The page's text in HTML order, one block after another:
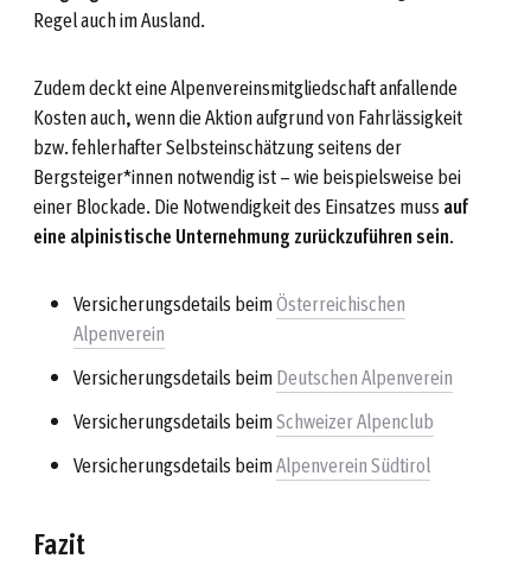
Regel auch im Ausland.
Zudem deckt eine Alpenvereinsmitgliedschaft anfallende
Kosten auch, wenn die Aktion aufgrund von Fahrlässigkeit
bzw. fehlerhafter Selbsteinschätzung seitens der
Bergsteiger*innen notwendig ist – wie beispielsweise bei
einer Blockade. Die Notwendigkeit des Einsatzes muss auf
eine alpinistische Unternehmung zurückzuführen sein.
Versicherungsdetails beimÖsterreichischen
Alpenverein
Versicherungsdetails beimDeutschen Alpenverein
Versicherungsdetails beimSchweizer Alpenclub
Versicherungsdetails beimAlpenverein Südtirol
Fazit